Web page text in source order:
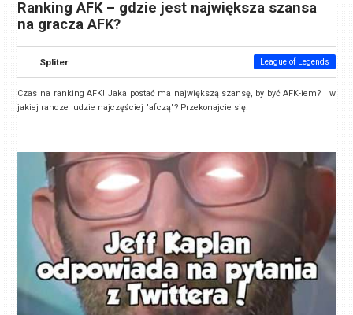
Ranking AFK – gdzie jest największa szansa
na gracza AFK?
Spliter League of Legends
Czas na ranking AFK! Jaka postać ma największą szansę, by być AFK-iem? I w
jakiej randze ludzie najczęściej "afczą"? Przekonajcie się!